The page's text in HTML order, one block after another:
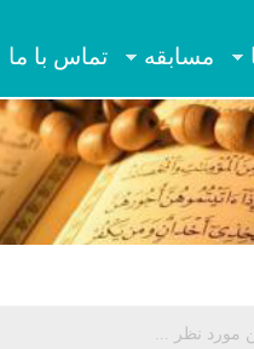
مسابقه تماس با ما